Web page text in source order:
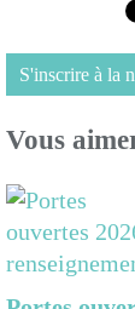
S'inscrire à la
Vous